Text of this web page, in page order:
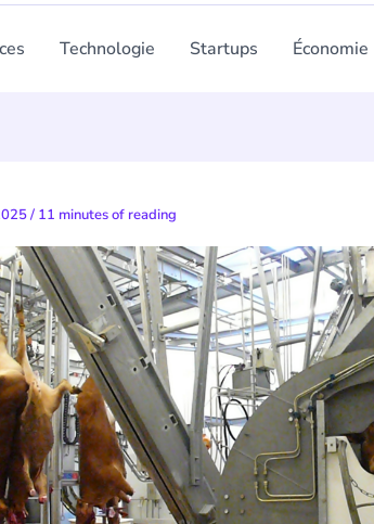
Technologie Startups Économie
/ 11 minutes of reading